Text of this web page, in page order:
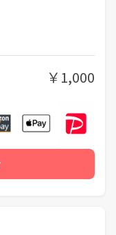
￥1,000